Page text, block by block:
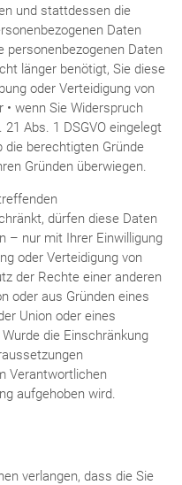
und stattdessen die
Daten
personenbezogenen Daten
länger benötigt, Sie diese
oder Verteidigung von
wenn Sie Widerspruch
Abs. 1 DSGVO eingelegt
berechtigten Gründe
Gründen überwiegen.
dürfen diese Daten
– nur mit Ihrer Einwilligung
oder Verteidigung von
der Rechte einer anderen
oder aus Gründen eines
Union oder eines
die Einschränkung
Verantwortlichen
aufgehoben wird.
verlangen, dass die Sie